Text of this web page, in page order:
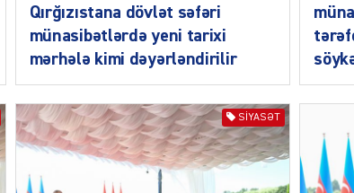
MANŞET
Qırğızıstana dövlət səfəri
münasibətlərdə yeni tarixi
mərhələ kimi dəyərləndirilir
SIYASƏT